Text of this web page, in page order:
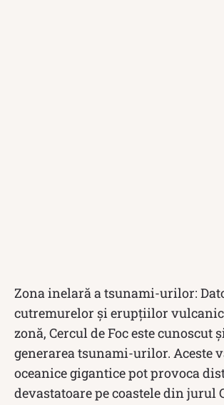
Zona inelară a tsunami-urilor:
cutremurelor și erupțiilor
zonă, Cercul de Foc este cunoscut
generarea tsunami-urilor. Aceste
oceanice gigantice pot provoca
devastatoare pe coastele din jurul